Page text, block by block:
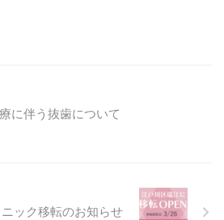
に伴う抜歯について
ニック移転のお知らせ